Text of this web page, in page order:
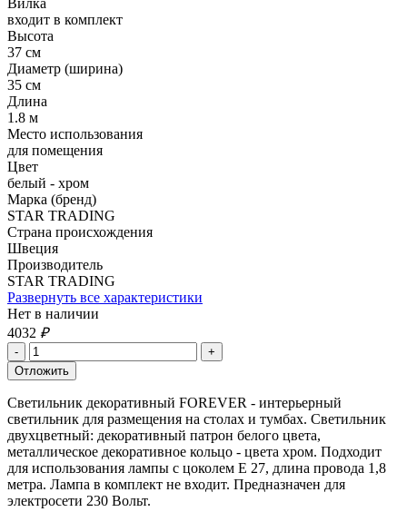
входит в комплект
Высота
37 см
Диаметр (ширина)
35 см
Длина
1.8 м
Место использования
для помещения
Цвет
белый - хром
Марка (бренд)
STAR TRADING
Страна происхождения
Швеция
Производитель
STAR TRADING
Развернуть все характеристики
Нет в наличии
4032 ₽
Светильник декоративный FOREVER - интерьерный
светильник для размещения на столах и тумбах. Светильник
двухцветный: декоративный патрон белого цвета,
металлическое декоративное кольцо - цвета хром. Подходит
для использования лампы с цоколем Е 27, длина провода 1,8
метра. Лампа в комплект не входит. Предназначен для
электросети 230 Вольт.